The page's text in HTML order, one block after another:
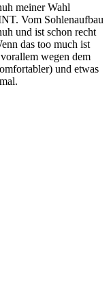
meiner Wahl
Vom Sohlenaufbau
und ist schon recht
das too much ist
wegen dem
und etwas